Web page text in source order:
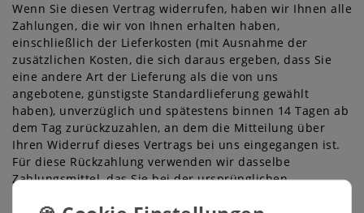
Wenn Sie diesen Vertrag widerrufen, haben wir Ihnen alle
Zahlungen, die wir von Ihnen erhalten haben,
einschließlich der Lieferkosten (mit Ausnahme der
zusätzlichen Kosten, die sich daraus ergeben, dass Sie
eine andere Art der Lieferung als die von uns
angebotene, günstigste Standardlieferung gewählt
haben), unverzüglich und spätestens binnen 14 Tagen ab
dem Tag zurückzuzahlen, an dem die Mitteilung über
Ihren Widerruf dieses Vertrags bei uns eingegangen ist.
Für diese Rückzahlung verwenden wir dasselbe
Zahlungsmittel, das Sie bei der ursprünglichen